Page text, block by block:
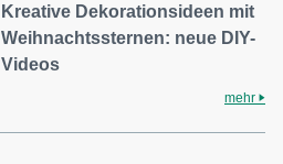
Kreative Dekorationsideen mit
Weihnachtssternen: neue DIY-
Videos
mehr